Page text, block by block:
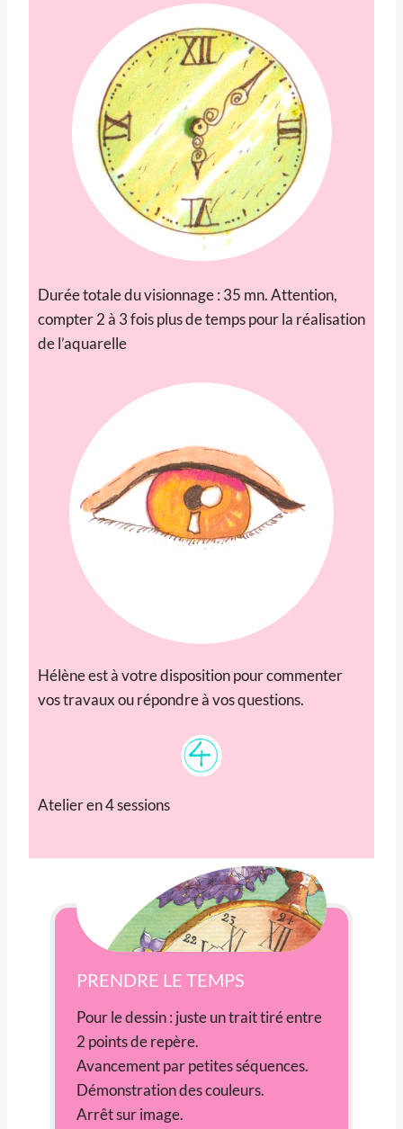
Durée totale du visionnage : 35 mn. Attention,
compter 2 à 3 fois plus de temps pour la réalisation
de l’aquarelle
Hélène est à votre disposition pour commenter
vos travaux ou répondre à vos questions.
Atelier en 4 sessions
PRENDRE LE TEMPS
Pour le dessin : juste un trait tiré entre
2 points de repère.
Avancement par petites séquences.
Démonstration des couleurs.
Arrêt sur image.